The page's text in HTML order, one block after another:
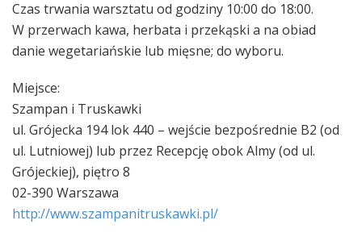
Czas trwania warsztatu od godziny 10:00 do 18:00.
W przerwach kawa, herbata i przekąski a na obiad
danie wegetariańskie lub mięsne; do wyboru.
Miejsce:
Szampan i Truskawki
ul. Grójecka 194 lok 440 – wejście bezpośrednie B2 (od
ul. Lutniowej) lub przez Recepcję obok Almy (od ul.
Grójeckiej), piętro 8
02-390 Warszawa
http://www.szampanitruskawki.pl/